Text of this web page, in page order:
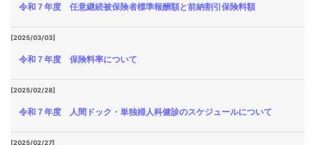
令和７年度 任意継続被保険者標準報酬額と前納割引保険料額
[2025/03/03]
令和７年度 保険料率について
[2025/02/28]
令和７年度 人間ドック・単独婦人科健診のスケジュールについて
[2025/02/27]